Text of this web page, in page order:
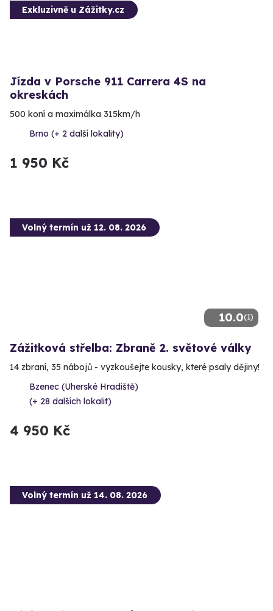
Exkluzivně u Zážitky.cz
Jízda v Porsche 911 Carrera 4S na
okreskách
500 koní a maximálka 315km/h
Brno (+ 2 další lokality)
1 950 Kč
10.0(1)
Volný termín už 12. 08. 2026
Zážitková střelba: Zbraně 2. světové války
14 zbraní, 35 nábojů - vyzkoušejte kousky, které psaly dějiny!
Bzenec (Uherské Hradiště)
(+ 28 dalších lokalit)
4 950 Kč
Volný termín už 14. 08. 2026